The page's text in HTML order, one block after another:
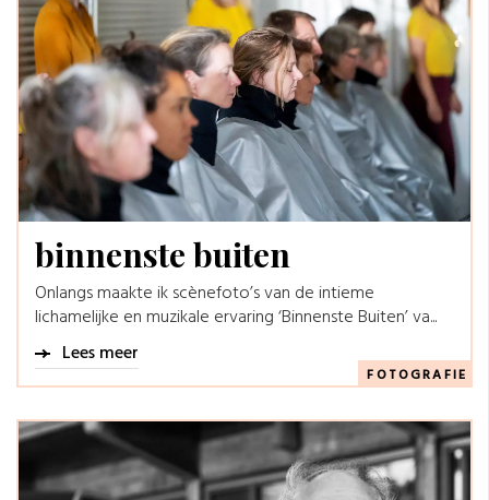
binnenste buiten
Onlangs maakte ik scènefoto’s van de intieme
lichamelijke en muzikale ervaring ‘Binnenste Buiten’ va...
Lees meer
FOTOGRAFIE